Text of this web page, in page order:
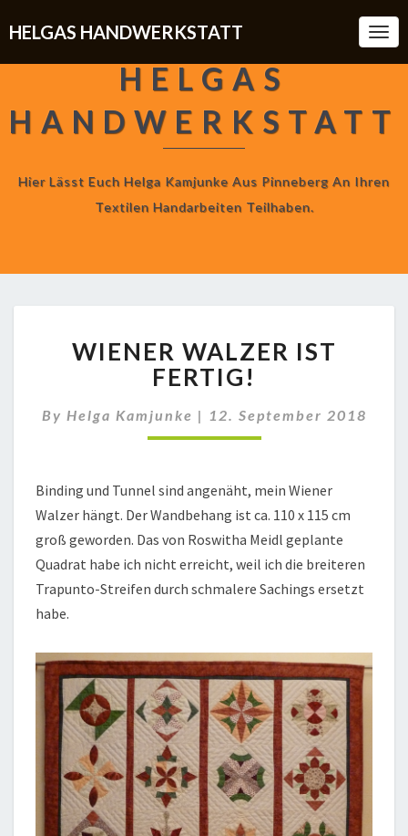
HELGAS HANDWERKSTATT
HELGAS
HANDWERKSTATT
Hier Lässt Euch Helga Kamjunke Aus Pinneberg An Ihren
Textilen Handarbeiten Teilhaben.
WALZER
IST
FERTIG!
WIENER WALZER IST
FERTIG!
By Helga Kamjunke | 12. September 2018
Binding und Tunnel sind angenäht, mein Wiener
Walzer hängt. Der Wandbehang ist ca. 110 x 115 cm
groß geworden. Das von Roswitha Meidl geplante
Quadrat habe ich nicht erreicht, weil ich die breiteren
Trapunto-Streifen durch schmalere Sachings ersetzt
habe.